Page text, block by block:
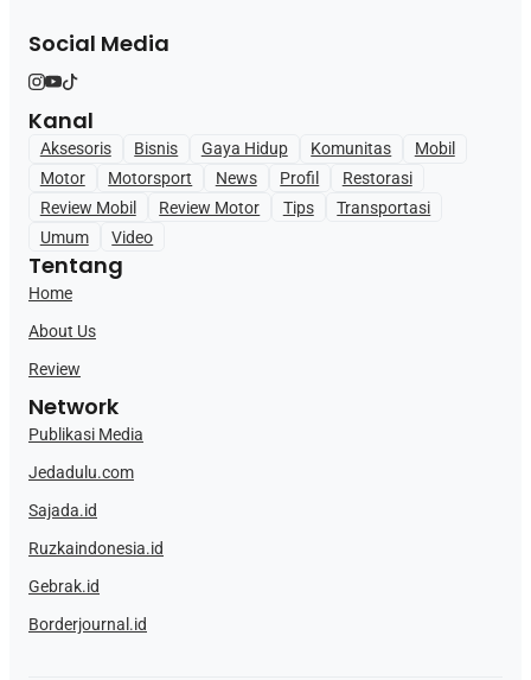
Social Media
Kanal
Aksesoris Bisnis Gaya Hidup Komunitas
Mobil
Motor
Motorsport News Profil
Restorasi
Review Mobil
Review Motor Tips
Transportasi
Umum
Video
Tentang
Home
About Us
Review
Network
Publikasi Media
Jedadulu.com
Sajada.id
Ruzkaindonesia.id
Gebrak.id
Borderjournal.id